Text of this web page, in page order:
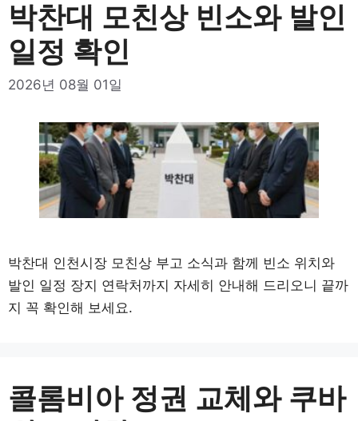
박찬대 모친상 빈소와 발인
일정 확인
2026년 08월 01일
박찬대 인천시장 모친상 부고 소식과 함께 빈소 위치와
발인 일정 장지 연락처까지 자세히 안내해 드리오니 끝까
지 꼭 확인해 보세요.
콜롬비아 정권 교체와 쿠바